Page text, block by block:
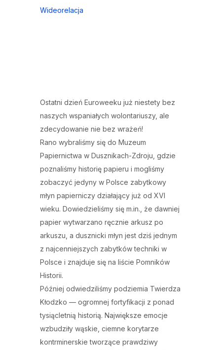
Wideorelacja
Ostatni dzień Euroweeku już niestety bez
naszych wspaniałych wolontariuszy, ale
zdecydowanie nie bez wrażeń!
Rano wybraliśmy się do Muzeum
Papiernictwa w Dusznikach-Zdroju, gdzie
poznaliśmy historię papieru i mogliśmy
zobaczyć jedyny w Polsce zabytkowy
młyn papierniczy działający już od XVI
wieku. Dowiedzieliśmy się m.in., że dawniej
papier wytwarzano ręcznie arkusz po
arkuszu, a dusznicki młyn jest dziś jednym
z najcenniejszych zabytków techniki w
Polsce i znajduje się na liście Pomników
Historii.
Później odwiedziliśmy podziemia Twierdza
Kłodzko — ogromnej fortyfikacji z ponad
tysiącletnią historią. Największe emocje
wzbudziły wąskie, ciemne korytarze
kontrminerskie tworzące prawdziwy